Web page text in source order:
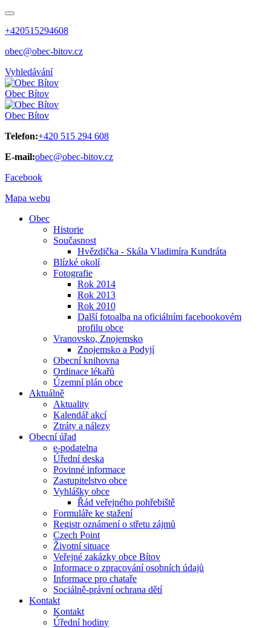
+420515294608
obec@obec-bitov.cz
Vyhledávání
Obec Bítov
Obec Bítov
Telefon:+420 515 294 608
E-mail:obec@obec-bitov.cz
Facebook
Mapa webu
Obec
Historie
Současnost
Hvězdička - Skála Vladimíra Kundráta
Blízké okolí
Fotografie
Rok 2014
Rok 2013
Rok 2010
Další fotoalba na oficiálním facebookovém
profilu obce
Vranovsko, Znojemsko
Znojemsko a Podyjí
Obecní knihovna
Ordinace lékařů
Územní plán obce
Aktuálně
Aktuality
Kalendář akcí
Ztráty a nálezy
Obecní úřad
e-podatelna
Úřední deska
Povinné informace
Zastupitelstvo obce
Vyhlášky obce
Řád veřejného pohřebiště
Formuláře ke stažení
Registr oznámení o střetu zájmů
Czech Point
Životní situace
Veřejné zakázky obce Bítov
Informace o zpracování osobních údajů
Informace pro chataře
Sociálně-právní ochrana dětí
Kontakt
Kontakt
Úřední hodiny